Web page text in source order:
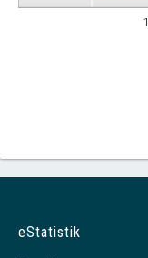
eStatistik